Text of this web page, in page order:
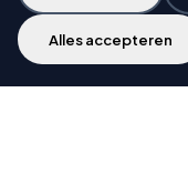
Alles accepteren
Facturen vormen
ontworpen voor
offertes,